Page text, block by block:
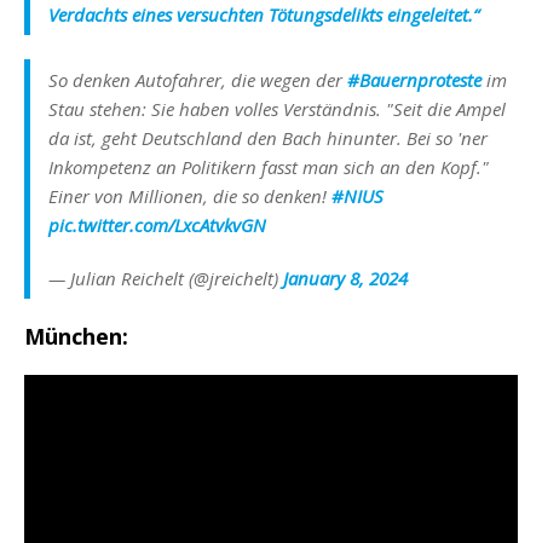
Verdachts eines versuchten Tötungsdelikts eingeleitet.“
So denken Autofahrer, die wegen der#Bauernprotesteim
Stau stehen: Sie haben volles Verständnis. "Seit die Ampel
da ist, geht Deutschland den Bach hinunter. Bei so 'ner
Inkompetenz an Politikern fasst man sich an den Kopf."
Einer von Millionen, die so denken! #NIUS
pic.twitter.com/LxcAtvkvGN
— Julian Reichelt (@jreichelt) January 8, 2024
München: